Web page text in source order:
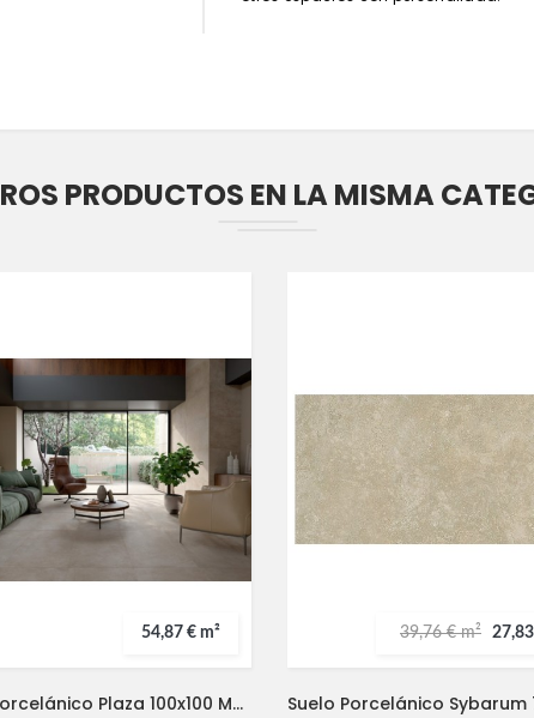
PRODUCTOS EN LA MISMA
54,87 € m²
Suelo Porcelánico Plaza 100x100 Marazzi
39,76 € m²